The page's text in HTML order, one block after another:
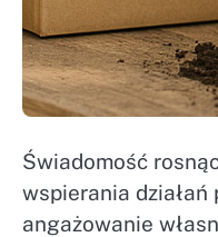
Świadomość
wspierania
angażowanie